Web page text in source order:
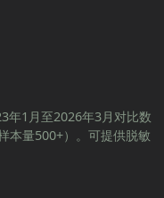
年1月至2026年3月对比数
本量500+）。可提供脱敏